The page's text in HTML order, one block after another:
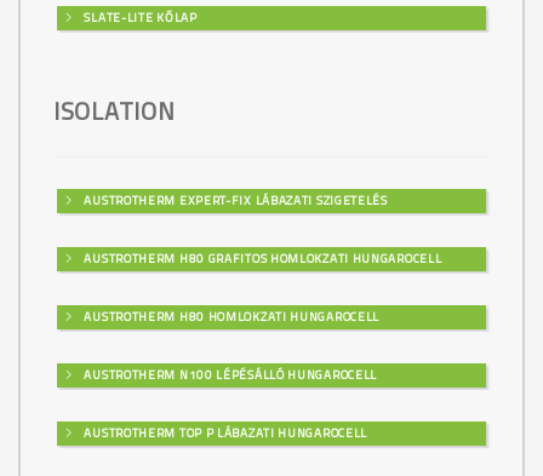
SLATE-LITE KŐLAP
ISOLATION
AUSTROTHERM EXPERT-FIX LÁBAZATI SZIGETELÉS
AUSTROTHERM H80 GRAFITOS HOMLOKZATI HUNGAROCELL
AUSTROTHERM H80 HOMLOKZATI HUNGAROCELL
AUSTROTHERM N100 LÉPÉSÁLLÓ HUNGAROCELL
AUSTROTHERM TOP P LÁBAZATI HUNGAROCELL